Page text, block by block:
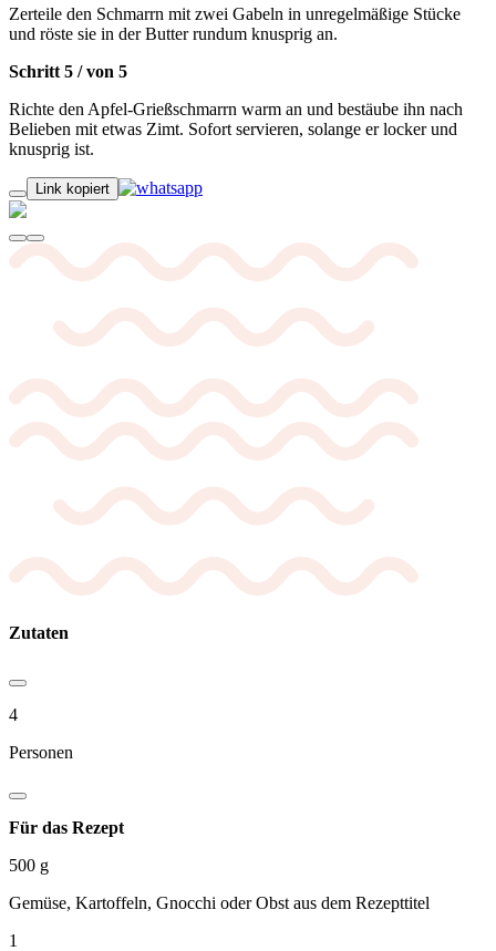
Zerteile den Schmarrn mit zwei Gabeln in unregelmäßige Stücke
und röste sie in der Butter rundum knusprig an.
Schritt 5 /von 5
Richte den Apfel-Grießschmarrn warm an und bestäube ihn nach
Belieben mit etwas Zimt. Sofort servieren, solange er locker und
knusprig ist.
Link kopiert
Zutaten
4
Personen
Für das Rezept
500 g
Gemüse, Kartoffeln, Gnocchi oder Obst aus dem Rezepttitel
1